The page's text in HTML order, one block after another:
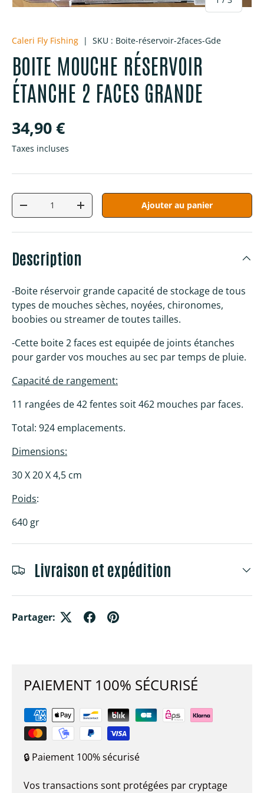
Caleri Fly Fishing | SKU : Boite-réservoir-2faces-Gde
BOITE MOUCHE RÉSERVOIR
ÉTANCHE 2 FACES GRANDE
Prix habituel
34,90 €
Taxes incluses
Qté
Diminuer la quantitéAugmenter la quantitéAjouter au panier
Description
-Boite réservoir grande capacité de stockage de tous
types de mouches sèches, noyées, chironomes,
boobies ou streamer de toutes tailles.
-Cette boite 2 faces est equipée de joints étanches
pour garder vos mouches au sec par temps de pluie.
Capacité de rangement:
11 rangées de 42 fentes soit 462 mouches par faces.
Total: 924 emplacements.
Dimensions:
30 X 20 X 4,5 cm
Poids:
640 gr
Livraison et expédition
Partager:
PAIEMENT 100% SÉCURISÉ
🔒 Paiement 100% sécurisé
Vos transactions sont protégées par cryptage